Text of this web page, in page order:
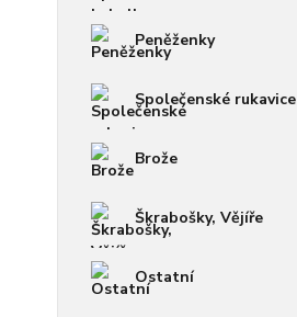
Peněženky
Společenské rukavice
Brože
Škrabošky, Vějíře
Ostatní